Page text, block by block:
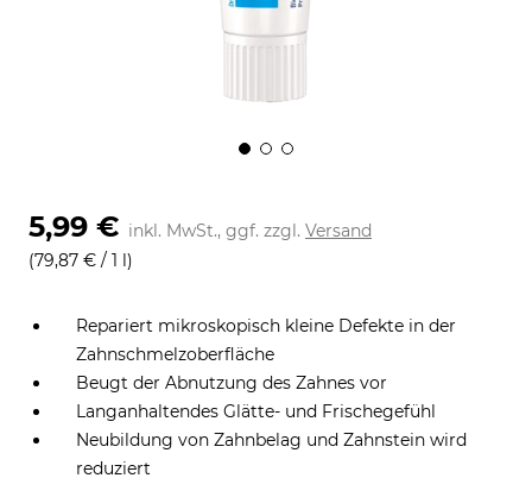
5,99 € inkl. MwSt., ggf. zzgl. Versand
(79,87 € / 1 l)
Repariert mikroskopisch kleine Defekte in der
Zahnschmelzoberfläche
Beugt der Abnutzung des Zahnes vor
Langanhaltendes Glätte- und Frischegefühl
Neubildung von Zahnbelag und Zahnstein wird
reduziert